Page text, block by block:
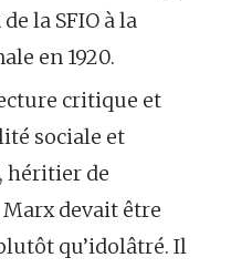
la SFIO à la
en 1920.
critique et
sociale et
héritier de
devait être
qu’idolâtré. Il